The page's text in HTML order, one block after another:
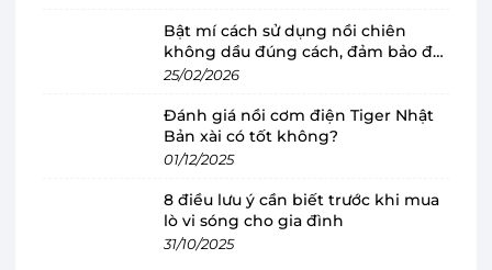
tụ với thiết kế hiện đại, sang trọng cùng kích
thước nhỏ gọn, không chiếm quá nhiều diện
gỉ sáng bóng, hạn chế mảng bám và gỉ sét trong
quá trình sử dụng, tăng độ bền cho sản phẩm.
Khối lượng sấy lên đến 8 kg
Máy sấy ngưng tụ Beko DU8133GA0W đáp ứng
Bật mí cách sử dụng nồi chiên
không dầu đúng cách, đảm bảo độ
bền
25/02/2026
Đánh giá nồi cơm điện Tiger Nhật
Bản xài có tốt không?
01/12/2025
8 điều lưu ý cần biết trước khi mua
lò vi sóng cho gia đình
31/10/2025